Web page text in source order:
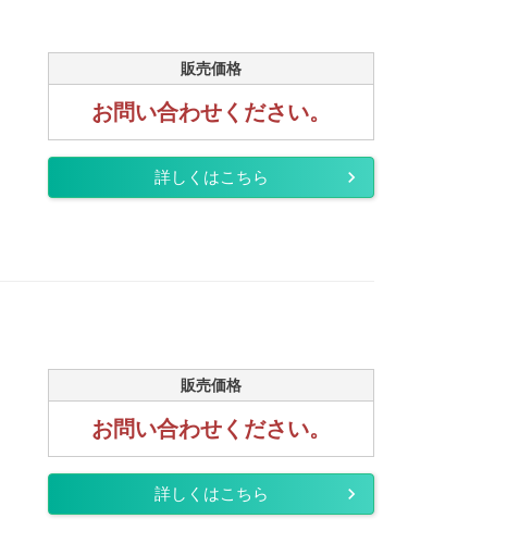
販売価格
お問い合わせください。
詳しくはこちら
販売価格
お問い合わせください。
詳しくはこちら